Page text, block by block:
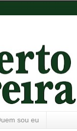
sou eu